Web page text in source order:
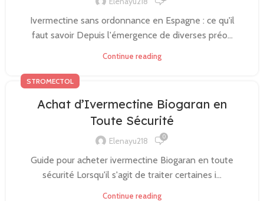
Ivermectine sans ordonnance en Espagne : ce qu'il
faut savoir Depuis l'émergence de diverses préo...
Continue reading
STROMECTOL
Achat d’Ivermectine Biogaran en
Toute Sécurité
Elenayu218 0
Guide pour acheter ivermectine Biogaran en toute
sécurité Lorsqu'il s'agit de traiter certaines i...
Continue reading